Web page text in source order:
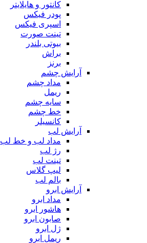
کانتور و هایلایتر
پودر فیکس
اسپری فیکس
تینت صورت
بیوتی بلندر
براش
برنز
آرایش چشم
مداد چشم
ریمل
سایه چشم
خط چشم
کانسیلر
آرایش لب
مداد لب و خط لب
رژ لب
تینت لب
لیپ گلاس
بالم لب
آرایش ابرو
مداد ابرو
هاشور ابرو
صابون ابرو
ژل ابرو
ریمل ابرو